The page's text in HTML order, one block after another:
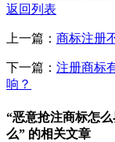
返回列表
上一篇： 商标注册
下一篇： 注册商标
响？
“恶意抢注商标怎
么” 的相关文章